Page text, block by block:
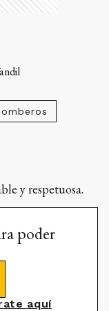
y respetuosa.
poder
aquí